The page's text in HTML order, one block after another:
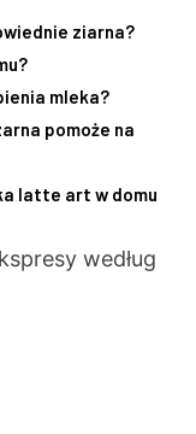
ziarna?
mleka?
pomoże na
latte art w domu
według